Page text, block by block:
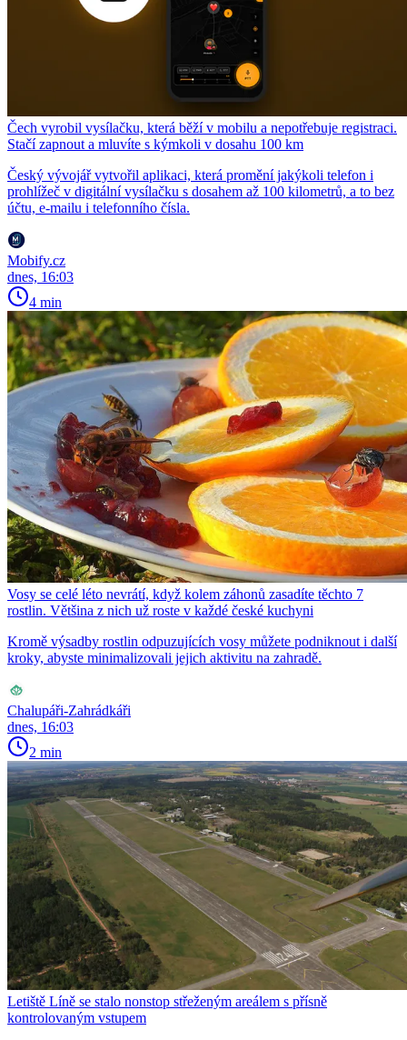
Čech vyrobil vysílačku, která běží v mobilu a nepotřebuje registraci.
Stačí zapnout a mluvíte s kýmkoli v dosahu 100 km
Český vývojář vytvořil aplikaci, která promění jakýkoli telefon i
prohlížeč v digitální vysílačku s dosahem až 100 kilometrů, a to bez
účtu, e-mailu i telefonního čísla.
Mobify.cz
dnes, 16:03
4 min
Vosy se celé léto nevrátí, když kolem záhonů zasadíte těchto 7
rostlin. Většina z nich už roste v každé české kuchyni
Kromě výsadby rostlin odpuzujících vosy můžete podniknout i další
kroky, abyste minimalizovali jejich aktivitu na zahradě.
Chalupáři-Zahrádkáři
dnes, 16:03
2 min
Letiště Líně se stalo nonstop střeženým areálem s přísně
kontrolovaným vstupem